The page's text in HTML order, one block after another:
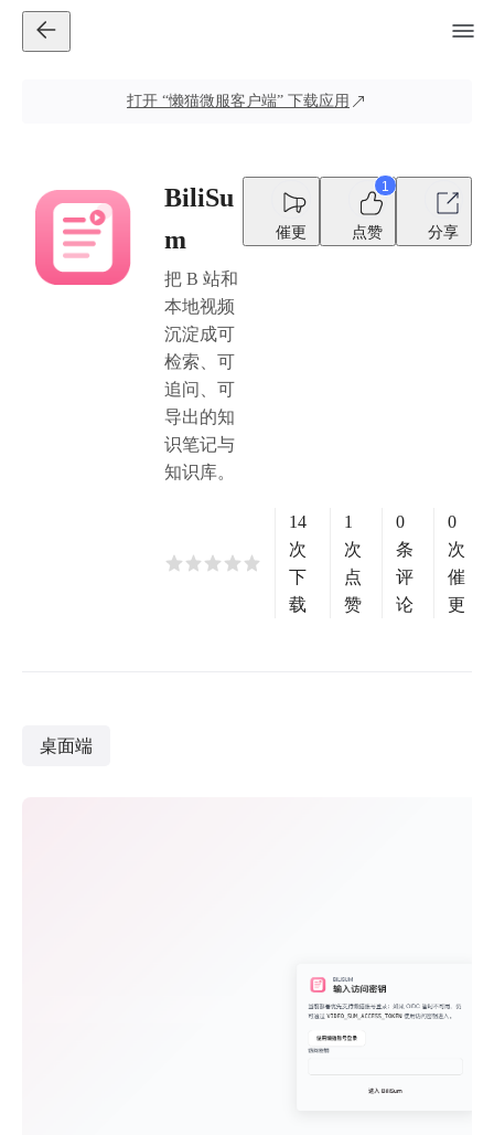
打开 “懒猫微服客户端” 下载应用
BiliSu
m
把 B 站和
本地视频
沉淀成可
检索、可
追问、可
导出的知
识笔记与
知识库。
催更
1
点赞 分享
14
次
下
载
1
次
点
赞
0
条
评
论
0
次
催
更
桌面端